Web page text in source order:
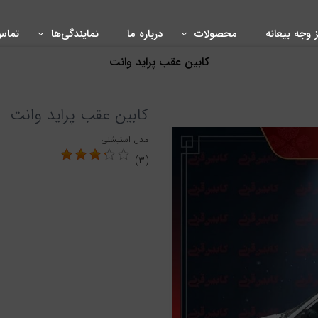
وجه بیعانه محصولات درباره ما نمایندگی‌ها
کابین عقب پراید وانت
کابین عقب پراید وانت
مدل استیشنی
(۳)